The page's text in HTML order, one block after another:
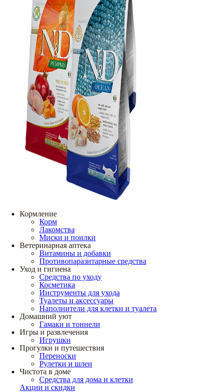
Кормление
Корм
Лакомства
Миски и поилки
Ветеринарная аптека
Витамины и добавки
Противопаразитарные средства
Уход и гигиена
Средства по уходу
Косметика
Инструменты для ухода
Туалеты и аксессуары
Наполнители для клетки и туалета
Домашний уют
Гамаки и тоннели
Игры и развлечения
Игрушки
Прогулки и путешествия
Переноски
Рулетки и шлеи
Чистота в доме
Средства для дома и клетки
Акции и скидки